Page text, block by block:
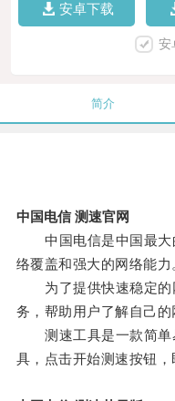
安卓下载
安
简介
中国电信 测速官网
中国电信是中国最大
络覆盖和强大的网络能力
为了提供快速稳定的
务，帮助用户了解自己的
测速工具是一款简单
具，点击开始测速按钮，